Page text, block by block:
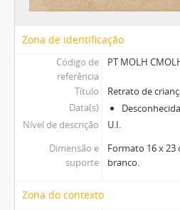
Zona de identificação
Código de
referência
PT MOLH
Título
Retrato de
Data(s)
Nível de descrição
U.I.
Dimensão e
suporte
Formato 16 x 23
branco.
Zona do contexto